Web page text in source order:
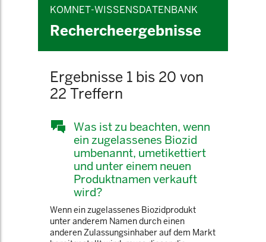
KOMNET-WISSENSDATENBANK
Rechercheergebnisse
Ergebnisse 1 bis 20 von
22 Treffern
Was ist zu beachten, wenn
ein zugelassenes Biozid
umbenannt, umetikettiert
und unter einem neuen
Produktnamen verkauft
wird?
Wenn ein zugelassenes Biozidprodukt
unter anderem Namen durch einen
anderen Zulassungsinhaber auf dem Markt